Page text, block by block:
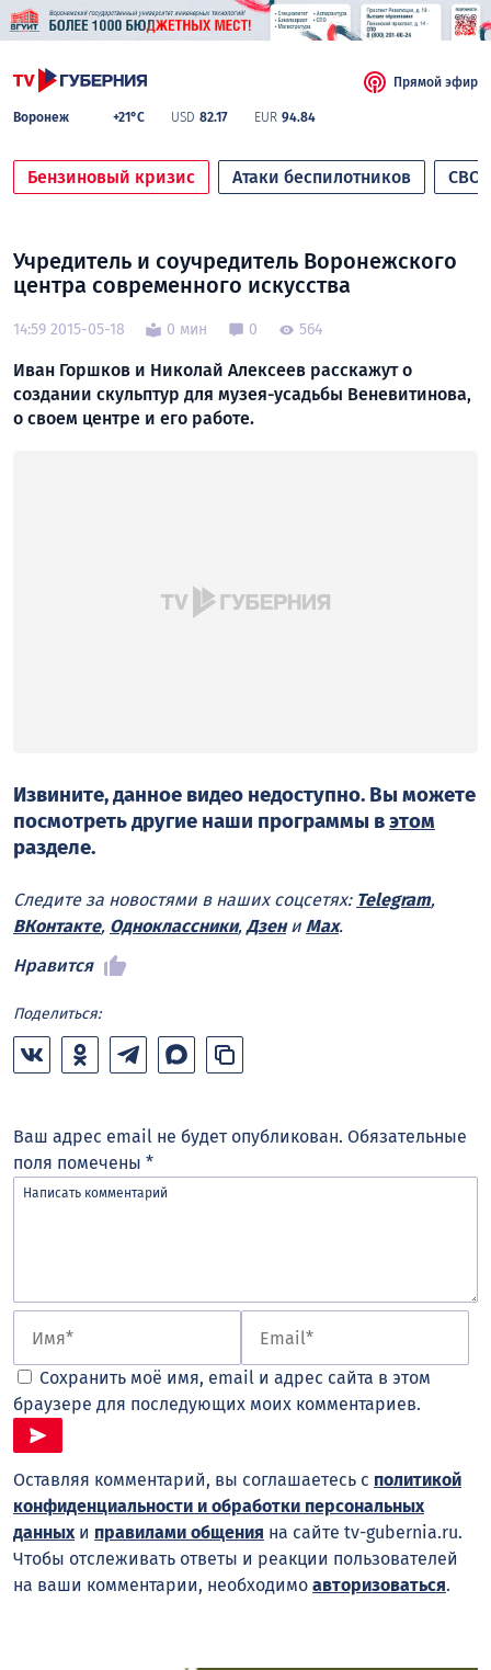
Воронеж +21°C USD 82.17 EUR 94.84
Прямой эфир
Бензиновый кризис Атаки беспилотников СВО
Учредитель и соучредитель Воронежского
центра современного искусства
14:59 2015-05-18 0 мин 0 564
Иван Горшков и Николай Алексеев расскажут о
создании скульптур для музея-усадьбы Веневитинова,
о своем центре и его работе.
Извините, данное видео недоступно. Вы можете
посмотреть другие наши программы вэтом
разделе.
Следите за новостями в наших соцсетях: Telegram,
ВКонтакте, Одноклассники, Дзени Max.
Нравится
Поделиться:
Ваш адрес email не будет опубликован. Обязательные
поля помечены *
Сохранить моё имя, email и адрес сайта в этом
браузере для последующих моих комментариев.
Оставляя комментарий, вы соглашаетесь с политикой
конфиденциальности и обработки персональных
данныхи правилами общения на сайте tv-gubernia.ru.
Чтобы отслеживать ответы и реакции пользователей
на ваши комментарии, необходимо авторизоваться.